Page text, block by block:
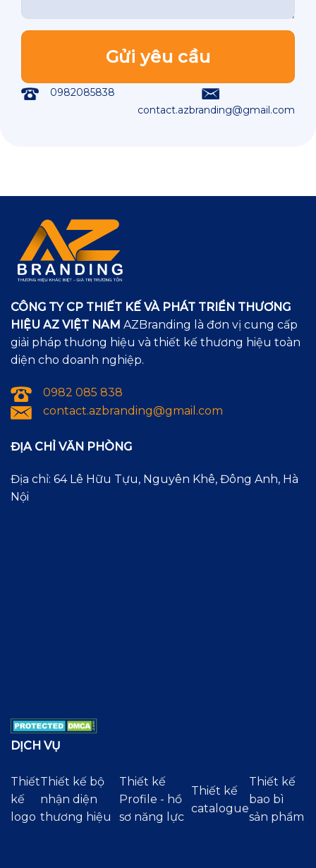
0982085838
contact.azbranding@gmail.com
CÔNG TY CP THIẾT KẾ VÀ PHÁT TRIỂN THƯƠNG
HIỆU AZ VIỆT NAM AZBranding là đơn vị cung cấp
giải pháp thương hiệu và thiết kế thương hiệu toàn
diện cho doanh nghiệp.
0982 085 838
contact.azbranding@gmail.com
ĐỊA CHỈ VĂN PHÒNG
Địa chỉ: 64 Lê Hữu Tựu, Nguyên Khê, Đông Anh, Hà
Nội
DỊCH VỤ
Thiết
kế
logo
Thiết kế bộ
nhận diện
thương hiệu
Thiết kế
Profile - hồ
sơ năng lực
Thiết kế
catalogue
Thiết kế
bao bì
sản phẩm